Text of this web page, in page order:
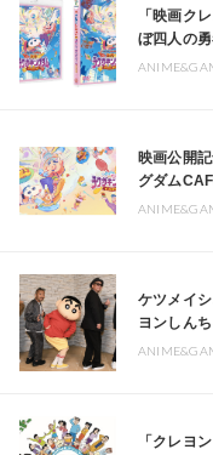
「映画ク
ぼ四⼈の
映画公開
グダム
ケツメイ
ヨンしん
「クレヨ